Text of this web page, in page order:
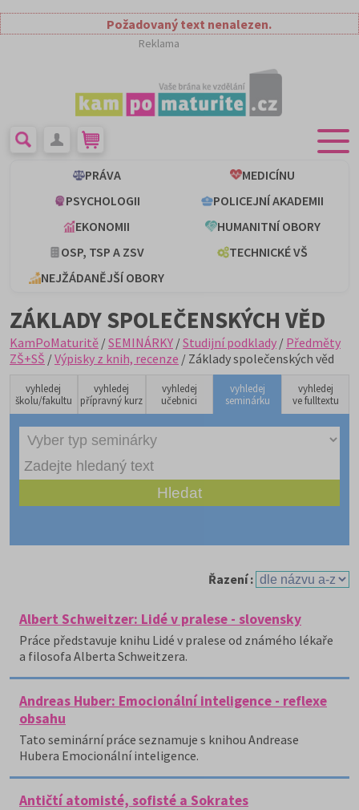
Požadovaný text nenalezen.
Reklama
PRÁVA
MEDICÍNU
PSYCHOLOGII
POLICEJNÍ AKADEMII
EKONOMII
HUMANITNÍ OBORY
OSP, TSP A ZSV
TECHNICKÉ VŠ
NEJŽÁDANĚJŠÍ OBORY
ZÁKLADY SPOLEČENSKÝCH VĚD
KamPoMaturitě /SEMINÁRKY /Studijní podklady / Předměty
ZŠ+SŠ /Výpisky z knih, recenze / Základy společenských věd
vyhledej
školu/fakultu
vyhledej
přípravný kurz
vyhledej
učebnici
vyhledej
seminárku
vyhledej
ve fulltextu
Řazení :
Albert Schweitzer: Lidé v pralese - slovensky
Práce představuje knihu Lidé v pralese od známého lékaře
a filosofa Alberta Schweitzera.
Andreas Huber: Emocionální inteligence - reflexe
obsahu
Tato seminární práce seznamuje s knihou Andrease
Hubera Emocionální inteligence.
Antičtí atomisté, sofisté a Sokrates